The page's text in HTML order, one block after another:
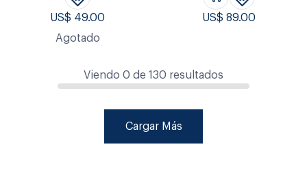
US$ 49.00
Agotado
US$89.00
Viendo 0 de 130 resultados
Cargar Más